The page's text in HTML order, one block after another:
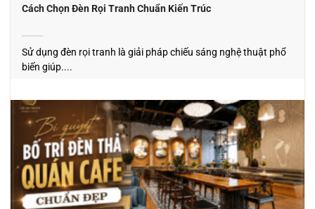
Cách Chọn Đèn Rọi Tranh Chuẩn Kiến Trúc
Sử dụng đèn rọi tranh là giải pháp chiếu sáng nghệ thuật phổ
biến giúp....